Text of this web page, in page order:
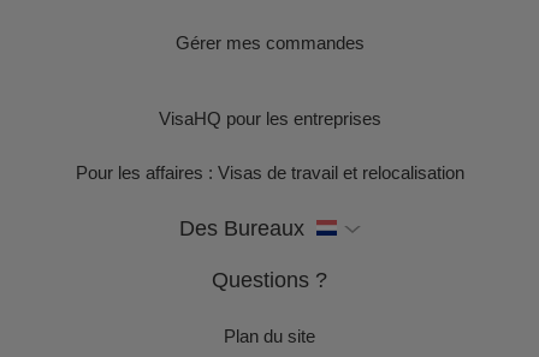
Gérer mes commandes
VisaHQ pour les entreprises
Pour les affaires : Visas de travail et relocalisation
Des Bureaux
Questions ?
Plan du site